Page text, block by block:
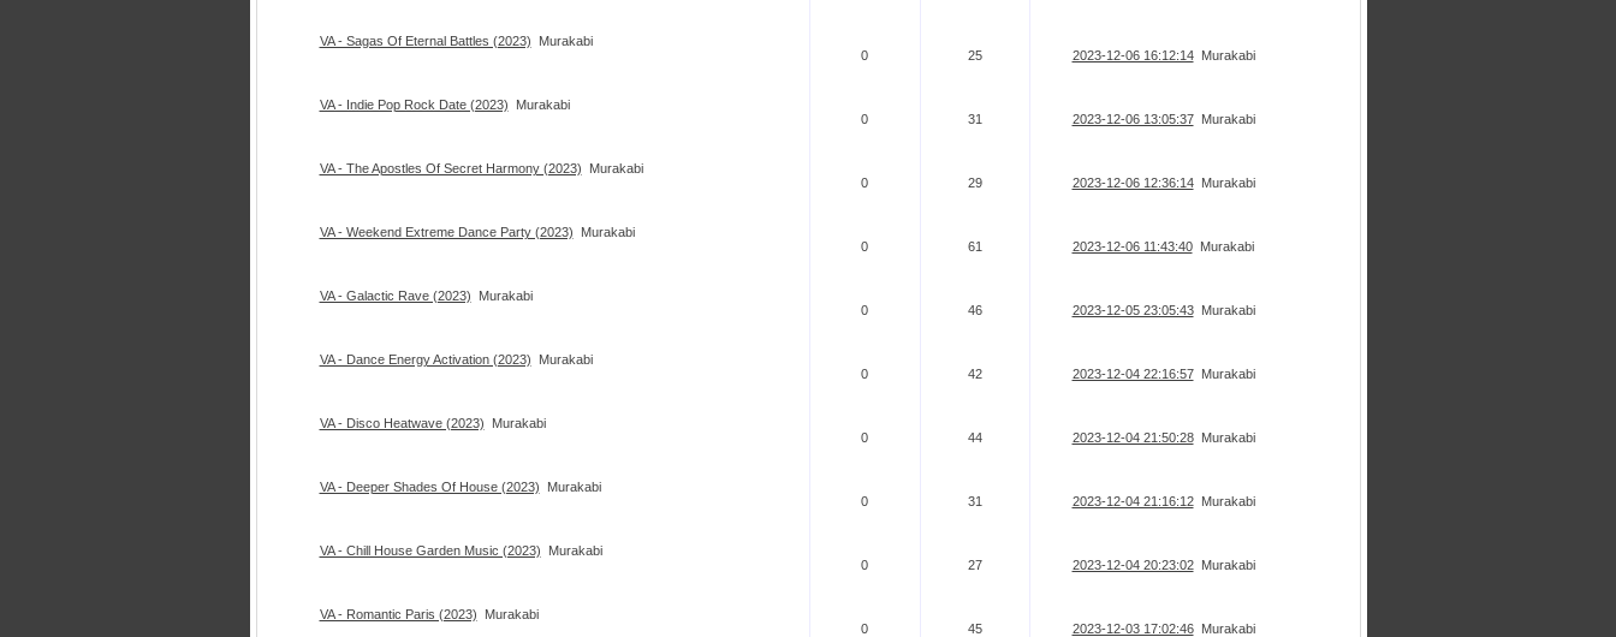
VA - Sagas Of Eternal Battles (2023)
Murakabi
0
25 2023-12-06 16:12:14 Murakabi
VA - Indie Pop Rock Date (2023)
Murakabi
0
31 2023-12-06 13:05:37 Murakabi
VA - The Apostles Of Secret Harmony (2023)
Murakabi
0
29 2023-12-06 12:36:14 Murakabi
VA - Weekend Extreme Dance Party (2023)
Murakabi
0
61 2023-12-06 11:43:40 Murakabi
VA - Galactic Rave (2023)
Murakabi
0
46 2023-12-05 23:05:43 Murakabi
VA - Dance Energy Activation (2023)
Murakabi
0
42 2023-12-04 22:16:57 Murakabi
VA - Disco Heatwave (2023)
Murakabi
0
44 2023-12-04 21:50:28 Murakabi
VA - Deeper Shades Of House (2023)
Murakabi
0
31 2023-12-04 21:16:12 Murakabi
VA - Chill House Garden Music (2023)
Murakabi
0
27 2023-12-04 20:23:02 Murakabi
VA - Romantic Paris (2023)
Murakabi
0
45 2023-12-03 17:02:46 Murakabi